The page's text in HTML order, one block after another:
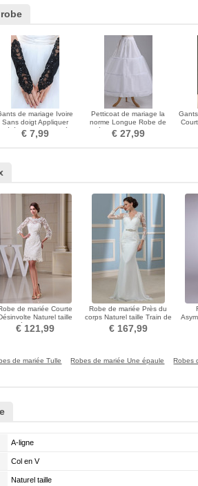
de mariage Ivoire
Sans doigt Appliquer
Cérémonie Approprié
€ 7,99
Petticoat de mariage la
norme Longue Robe de
mariée Glamour Taffetas en
polyester
€ 27,99
de mariée Courte
Naturel taille
Près du corps
€ 121,99
Robe de mariée Près du
corps Naturel taille Train de
balayage
€ 167,99
de mariée Tulle Robes de mariée Une épaule
Robes
A-ligne
Col en V
Naturel taille